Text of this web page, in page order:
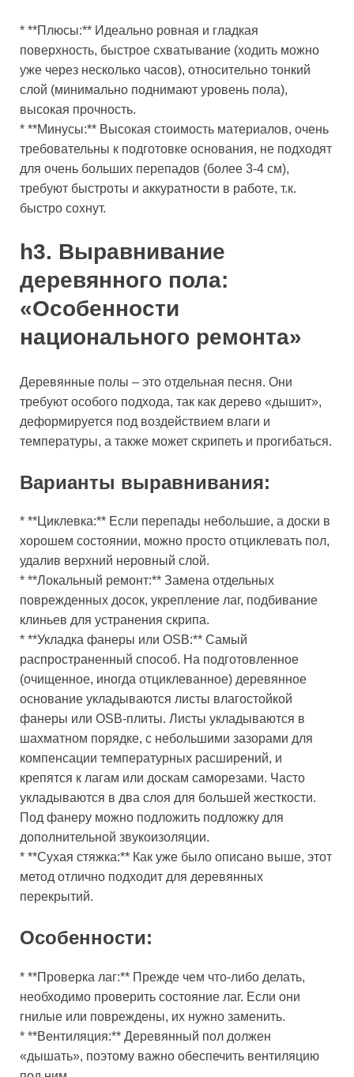
* **Плюсы:** Идеально ровная и гладкая
поверхность, быстрое схватывание (ходить можно
уже через несколько часов), относительно тонкий
слой (минимально поднимают уровень пола),
высокая прочность.
* **Минусы:** Высокая стоимость материалов, очень
требовательны к подготовке основания, не подходят
для очень больших перепадов (более 3-4 см),
требуют быстроты и аккуратности в работе, т.к.
быстро сохнут.
h3. Выравнивание
деревянного пола:
«Особенности
национального ремонта»
Деревянные полы – это отдельная песня. Они
требуют особого подхода, так как дерево «дышит»,
деформируется под воздействием влаги и
температуры, а также может скрипеть и прогибаться.
Варианты выравнивания:
* **Циклевка:** Если перепады небольшие, а доски в
хорошем состоянии, можно просто отциклевать пол,
удалив верхний неровный слой.
* **Локальный ремонт:** Замена отдельных
поврежденных досок, укрепление лаг, подбивание
клиньев для устранения скрипа.
* **Укладка фанеры или OSB:** Самый
распространенный способ. На подготовленное
(очищенное, иногда отциклеванное) деревянное
основание укладываются листы влагостойкой
фанеры или OSB-плиты. Листы укладываются в
шахматном порядке, с небольшими зазорами для
компенсации температурных расширений, и
крепятся к лагам или доскам саморезами. Часто
укладываются в два слоя для большей жесткости.
Под фанеру можно подложить подложку для
дополнительной звукоизоляции.
* **Сухая стяжка:** Как уже было описано выше, этот
метод отлично подходит для деревянных
перекрытий.
Особенности:
* **Проверка лаг:** Прежде чем что-либо делать,
необходимо проверить состояние лаг. Если они
гнилые или повреждены, их нужно заменить.
* **Вентиляция:** Деревянный пол должен
«дышать», поэтому важно обеспечить вентиляцию